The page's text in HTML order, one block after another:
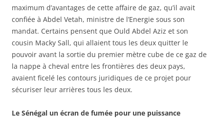
maximum d’avantages de cette affaire de gaz, qu’il avait
confiée à Abdel Vetah, ministre de l’Energie sous son
mandat. Certains pensent que Ould Abdel Aziz et son
cousin Macky Sall, qui allaient tous les deux quitter le
pouvoir avant la sortie du premier mètre cube de ce gaz de
la nappe à cheval entre les frontières des deux pays,
avaient ficelé les contours juridiques de ce projet pour
sécuriser leur arrières tous les deux.
Le Sénégal un écran de fumée pour une puissance